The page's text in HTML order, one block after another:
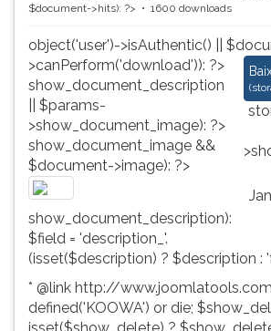
$document->hits): ?>
1600 downloads
object('user')->isAuthentic() ||
>canPerform('download')): ?>
(
show_document_description
|| $params-
>show_document_image): ?>
show_document_image &&
$document->image): ?>
show_document_description):
$field = 'description_'.
(isset($description) ? $description :
* @link http://
defined('KOOWA') or die;